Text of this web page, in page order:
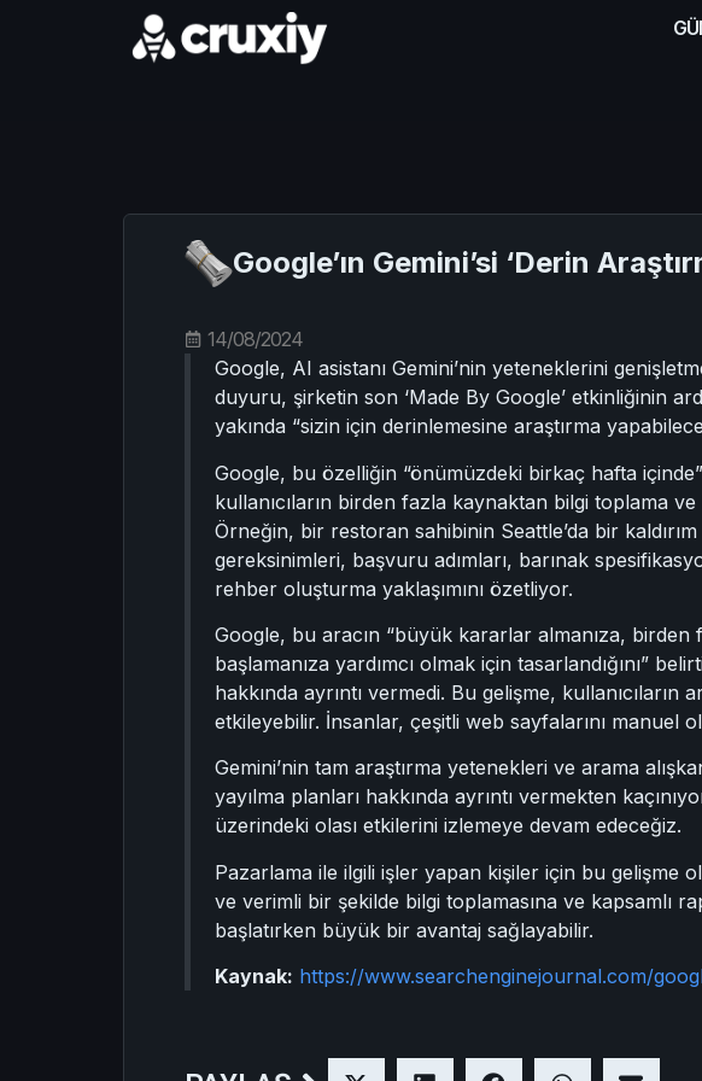
Google’ın Gemini’si ‘Derin
14/08/2024
Google, AI asistanı Gemini’nin yeteneklerini
duyuru, şirketin son ‘Made By Google’ etkinliğinin
yakında “sizin için derinlemesine araştırma
Google, bu özelliğin “önümüzdeki birkaç hafta
kullanıcıların birden fazla kaynaktan bilgi toplama
Örneğin, bir restoran sahibinin Seattle’da bir
gereksinimleri, başvuru adımları, barınak
rehber oluşturma yaklaşımını özetliyor.
Google, bu aracın “büyük kararlar almanıza, birden
başlamanıza yardımcı olmak için tasarlandığını”
hakkında ayrıntı vermedi. Bu gelişme,
etkileyebilir. İnsanlar, çeşitli web sayfalarını manuel
Gemini’nin tam araştırma yetenekleri ve arama
yayılma planları hakkında ayrıntı vermekten
üzerindeki olası etkilerini izlemeye devam edeceğiz.
Pazarlama ile ilgili işler yapan kişiler için bu gelişme
ve verimli bir şekilde bilgi toplamasına ve kapsamlı
başlatırken büyük bir avantaj sağlayabilir.
Kaynak: https://www.searchenginejournal.com/